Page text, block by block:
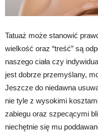
Tatuaż może stanowić
wielkość oraz “treść” są
naszego ciała czy
jest dobrze przemyślany,
Jeszcze do niedawna
nie tyle z wysokimi
zabiegu oraz szpecącymi
niechętnie się mu